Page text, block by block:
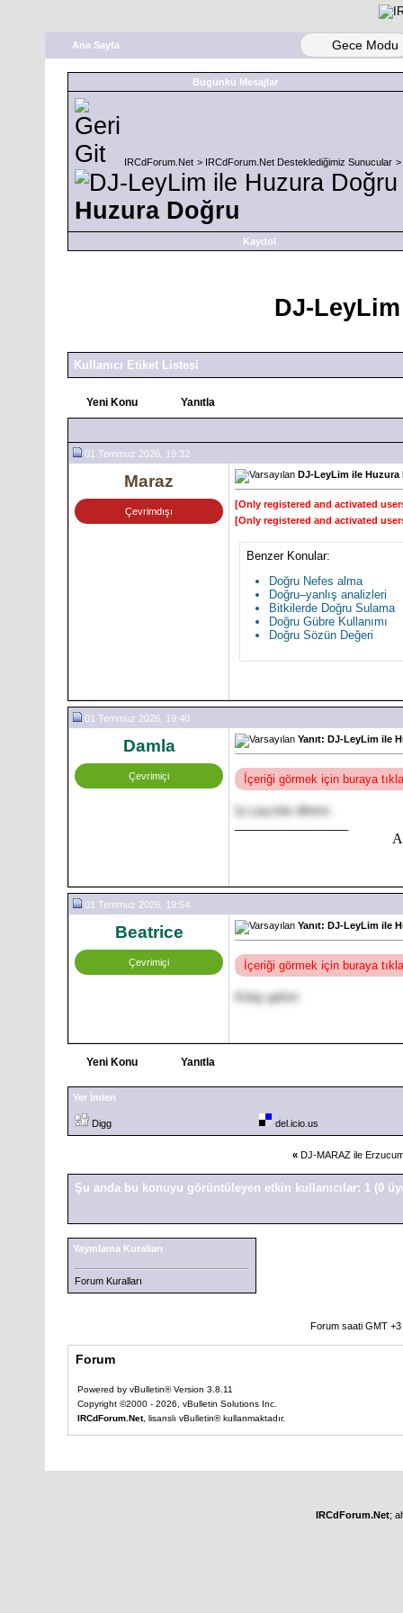
Ana Sayfa Gece Modu
Bugünkü Mesajlar
IRCdForum.Net > IRCdForum.Net Desteklediğimiz Sunucular >
Huzura Doğru
Kaydol
DJ-
Kullanıcı Etiket Listesi
Yeni Konu Yanıtla
01 Temmuz 2026, 19:32
Maraz
Çevrimdışı
DJ-LeyLim ile Huzura
[Only registered and activated
[Only registered and activated
Benzer Konular:
Doğru Nefes alma
Doğru–yanlış analizleri
Bitkilerde Doğru Sulama
Doğru Gübre Kullanımı
Doğru Sözün Değeri
01 Temmuz 2026, 19:40
Damla
Çevrimiçi
Yanıt: DJ-LeyLim ile
İçeriği görmek için buraya
Iyi yayınlar dilerim.
01 Temmuz 2026, 19:54
Beatrice
Çevrimiçi
Yanıt: DJ-LeyLim ile
İçeriği görmek için buraya
Kolay gelsin
Yeni Konu Yanıtla
Yer İmleri
Digg del.icio.us
« DJ-MARAZ ile
Şu anda bu konuyu görüntüleyen etkin kullanıcılar: 1 (0
Yayınlama Kuralları
Forum Kuralları
Forum saati GMT
Forum
Powered by vBulletin® Version 3.8.11
Copyright ©2000 - 2026, vBulletin Solutions Inc.
IRCdForum.Net, lisanslı vBulletin® kullanmaktadır.
IRCdForum.Net;